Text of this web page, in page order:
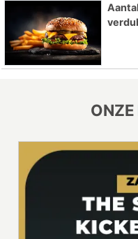
ONZE